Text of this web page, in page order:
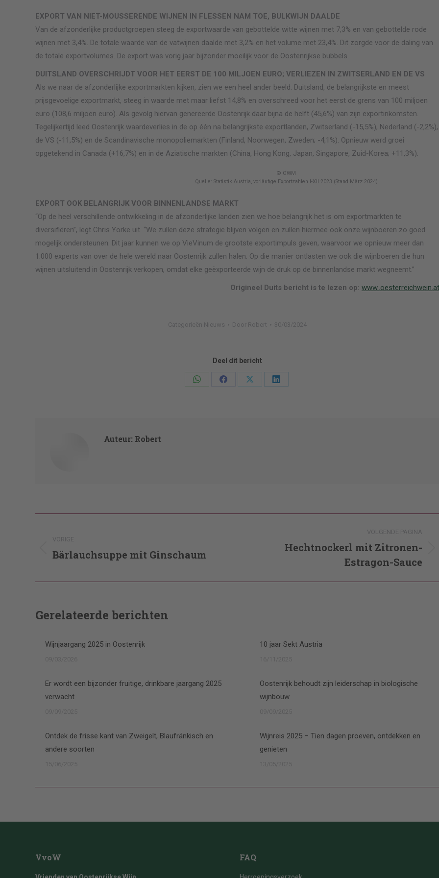
EXPORT VAN NIET-MOUSSERENDE WIJNEN IN FLESSEN NAM TOE, BULKWIJN DAALDE
Van de afzonderlijke productgroepen steeg de exportwaarde van gebottelde witte wijnen met 7,3% en van gebottelde rode
wijnen met 3,4%. De totale waarde van de vatwijnen daalde met 3,2% en het volume met 23,4%. Dit zorgde voor de daling van
de totale exportvolumes. De export was vorig jaar bijzonder moeilijk voor de Oostenrijkse bubbels.
DUITSLAND OVERSCHRIJDT VOOR HET EERST DE 100 MILJOEN EURO; VERLIEZEN IN ZWITSERLAND EN DE VS
Als we naar de afzonderlijke exportmarkten kijken, zien we een heel ander beeld. Duitsland, de belangrijkste en meest
prijsgevoelige exportmarkt, steeg in waarde met maar liefst 14,8% en overschreed voor het eerst de grens van 100 miljoen
euro (108,6 miljoen euro). Als gevolg hiervan genereerde Oostenrijk daar bijna de helft (45,6%) van zijn exportinkomsten.
Tegelijkertijd leed Oostenrijk waardeverlies in de op één na belangrijkste exportlanden, Zwitserland (-15,5%), Nederland (-2,2%),
de VS (-11,5%) en de Scandinavische monopoliemarkten (Finland, Noorwegen, Zweden; -4,1%). Opnieuw werd groei
opgetekend in Canada (+16,7%) en in de Aziatische markten (China, Hong Kong, Japan, Singapore, Zuid-Korea; +11,3%).
© ÖWM
Quelle: Statistik Austria, vorläufige Exportzahlen I-XII 2023 (Stand März 2024)
EXPORT OOK BELANGRIJK VOOR BINNENLANDSE MARKT
“Op de heel verschillende ontwikkeling in de afzonderlijke landen zien we hoe belangrijk het is om exportmarkten te
diversifiëren”, legt Chris Yorke uit. “We zullen deze strategie blijven volgen en zullen hiermee ook onze wijnboeren zo goed
mogelijk ondersteunen. Dit jaar kunnen we op VieVinum de grootste exportimpuls geven, waarvoor we opnieuw meer dan
1.000 experts van over de hele wereld naar Oostenrijk zullen halen. Op die manier ontlasten we ook die wijnboeren die hun
wijnen uitsluitend in Oostenrijk verkopen, omdat elke geëxporteerde wijn de druk op de binnenlandse markt wegneemt.”
Origineel Duits bericht is te lezen op: www..oesterreichwein.at
Categorieën Nieuws Door Robert 30/03/2024
Deel dit bericht
Deel
Deel
Deel
Deel
Auteur: Robert
navigation
VORIGE
Vorig
Bärlauchsuppe mit Ginschaum
VOLGENDE PAGINA
Hechtnockerl mit Zitronen-
Estragon-Sauce
Gerelateerde berichten
Wijnjaargang 2025 in Oostenrijk 10 jaar Sekt Austria
Er wordt een bijzonder fruitige, drinkbare jaargang 2025
verwacht
Oostenrijk behoudt zijn leiderschap in biologische
wijnbouw
Ontdek de frisse kant van Zweigelt, Blaufränkisch en
andere soorten
Wijnreis 2025 – Tien dagen proeven, ontdekken en
genieten
VvoW FAQ